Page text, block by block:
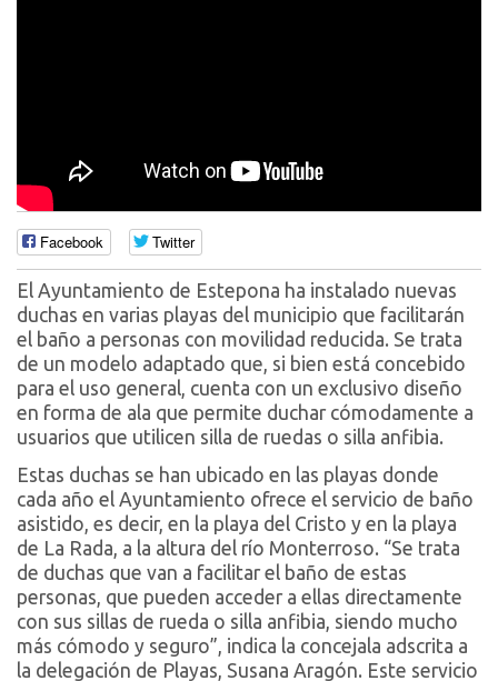
Facebook Twitter
El Ayuntamiento de Estepona ha instalado nuevas
duchas en varias playas del municipio que facilitarán
el baño a personas con movilidad reducida. Se trata
de un modelo adaptado que, si bien está concebido
para el uso general, cuenta con un exclusivo diseño
en forma de ala que permite duchar cómodamente a
usuarios que utilicen silla de ruedas o silla anfibia.
Estas duchas se han ubicado en las playas donde
cada año el Ayuntamiento ofrece el servicio de baño
asistido, es decir, en la playa del Cristo y en la playa
de La Rada, a la altura del río Monterroso. “Se trata
de duchas que van a facilitar el baño de estas
personas, que pueden acceder a ellas directamente
con sus sillas de rueda o silla anfibia, siendo mucho
más cómodo y seguro”, indica la concejala adscrita a
la delegación de Playas, Susana Aragón. Este servicio